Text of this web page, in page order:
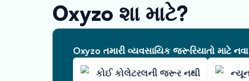
Oxyzo શા માટે?
Oxyzo તમારી વ્યવસાયિક જરૂરિયાતો માટે
કોઈ કોલેટરલની જરૂર નથી